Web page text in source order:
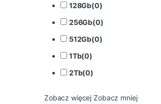
128Gb(0)
256Gb(0)
512Gb(0)
1Tb(0)
2Tb(0)
Zobacz więcej Zobacz mniej